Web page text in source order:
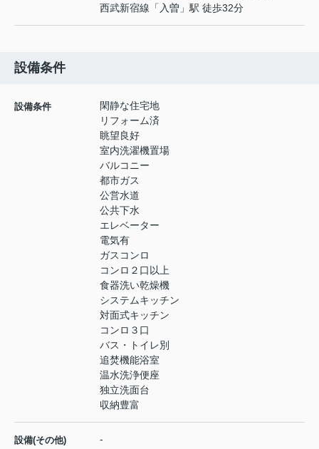
西武新宿線 「 入曽 」駅 徒歩32分
設備条件
設備条件
閑静な住宅地
リフォーム済
眺望良好
室内洗濯機置場
バルコニー
都市ガス
公営水道
公共下水
エレベーター
電気有
ガスコンロ
コンロ２口以上
食器洗い乾燥機
システムキッチン
対面式キッチン
コンロ３口
バス・トイレ別
追焚機能浴室
温水洗浄便座
独立洗面台
収納豊富
設備(その他) -